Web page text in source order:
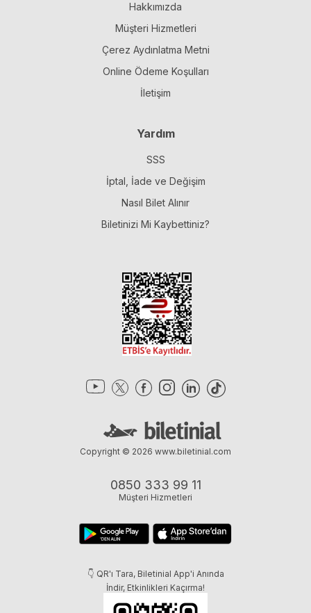
Hakkımızda
Müşteri Hizmetleri
Çerez Aydınlatma Metni
Online Ödeme Koşulları
İletişim
Yardım
SSS
İptal, İade ve Değişim
Nasıl Bilet Alınır
Biletinizi Mi Kaybettiniz?
0850 333 99 11
Müşteri Hizmetleri
👇 QR'ı Tara, Biletinial App'i Anında
İndir, Etkinlikleri Kaçırma!
Copyright © 2026 www.biletinial.com